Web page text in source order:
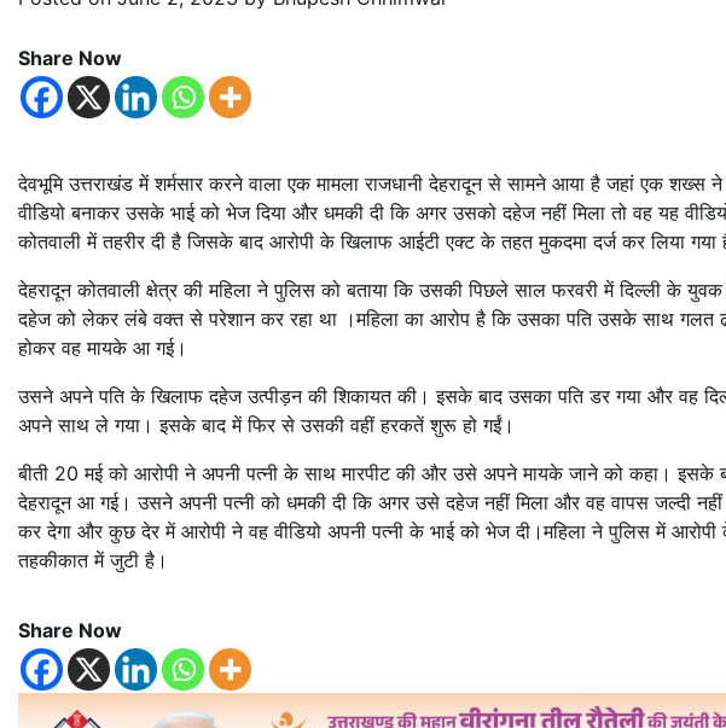
Share Now
देवभूमि उत्तराखंड में शर्मसार करने वाला एक मामला राजधानी देहरादून से सामने आया है जहां एक शख्स
वीडियो बनाकर उसके भाई को भेज दिया और धमकी दी कि अगर उसको दहेज नहीं मिला तो वह यह
कोतवाली में तहरीर दी है जिसके बाद आरोपी के खिलाफ आईटी एक्ट के तहत मुकदमा दर्ज कर लिया गया
देहरादून कोतवाली क्षेत्र की महिला ने पुलिस को बताया कि उसकी पिछले साल फरवरी में दिल्ली के
दहेज को लेकर लंबे वक्त से परेशान कर रहा था ।महिला का आरोप है कि उसका पति उसके साथ गलत
होकर वह मायके आ गई।
उसने अपने पति के खिलाफ दहेज उत्पीड़न की शिकायत की। इसके बाद उसका पति डर गया और वह
अपने साथ ले गया। इसके बाद में फिर से उसकी वहीं हरकतें शुरू हो गईं।
बीती 20 मई को आरोपी ने अपनी पत्नी के साथ मारपीट की और उसे अपने मायके जाने को कहा। इसके
देहरादून आ गई। उसने अपनी पत्नी को धमकी दी कि अगर उसे दहेज नहीं मिला और वह वापस जल्दी नहीं
कर देगा और कुछ देर में आरोपी ने वह वीडियो अपनी पत्नी के भाई को भेज दी।महिला ने पुलिस में
तहकीकात में जुटी है।
Share Now